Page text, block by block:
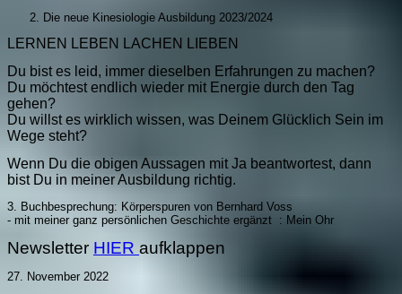
Die neue Kinesiologie Ausbildung 2023/2024
LERNEN LEBEN LACHEN LIEBEN
Du bist es leid, immer dieselben Erfahrungen zu machen?
Du möchtest endlich wieder mit Energie durch den Tag
gehen?
Du willst es wirklich wissen, was Deinem Glücklich Sein im
Wege steht?
Wenn Du die obigen Aussagen mit Ja beantwortest, dann
bist Du in meiner Ausbildung richtig.
3. Buchbesprechung: Körperspuren von Bernhard Voss
- mit meiner ganz persönlichen Geschichte ergänzt : Mein Ohr
Newsletter HIER aufklappen
27. November 2022